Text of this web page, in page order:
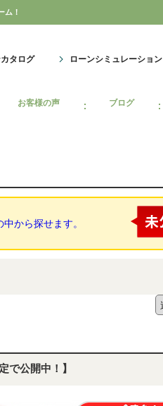
ム！
タログ ローンシミュレーション
お客様の声 ブログ
中から探せます。
で公開中！】